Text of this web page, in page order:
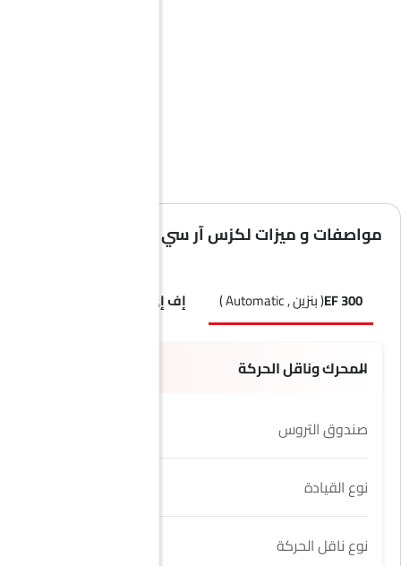
مواصفات و ميزات لكزس آر سي
300 EF ( بنزين , Automatic ) إف إي
المحرك وناقل الحركة
صندوق التروس
نوع القيادة
نوع ناقل الحركة